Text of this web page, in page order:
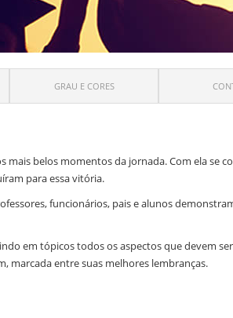
GRAU E CORES
mais belos momentos da jornada. Com ela se
para essa vitória.
funcionários, pais e alunos
em tópicos todos os aspectos que devem ser
marcada entre suas melhores lembranças.